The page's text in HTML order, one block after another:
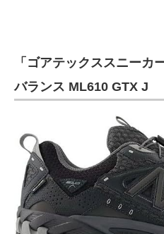
「ゴアテックススニーカ
バランス ML610 GTX J